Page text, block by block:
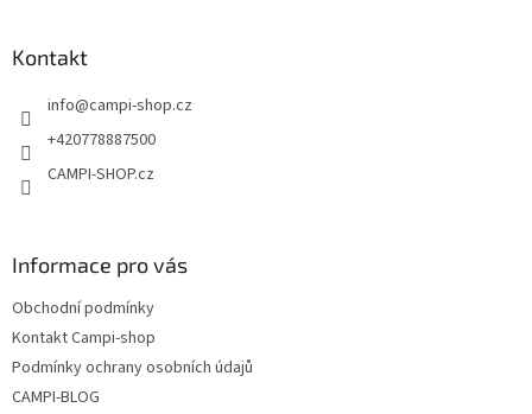
Kontakt
info@campi-shop.cz
+420778887500
CAMPI-SHOP.cz
Informace pro vás
Obchodní podmínky
Kontakt Campi-shop
Podmínky ochrany osobních údajů
CAMPI-BLOG